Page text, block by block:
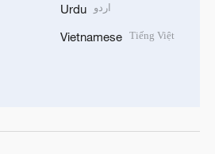
Urdu اردو
Vietnamese Tiếng Việt